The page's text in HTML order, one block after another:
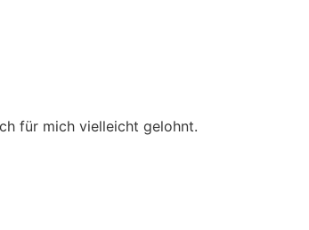
für mich vielleicht gelohnt.